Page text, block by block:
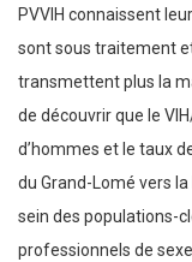
PVVIH connaissent
sont sous traitement
transmettent plus la
de découvrir que le
d’hommes et le taux
du Grand-Lomé vers
sein des populations-
professionnels de